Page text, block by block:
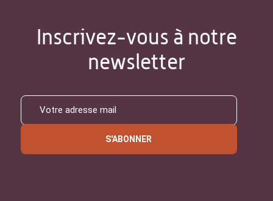
Inscrivez-vous à notre
newsletter
S'ABONNER